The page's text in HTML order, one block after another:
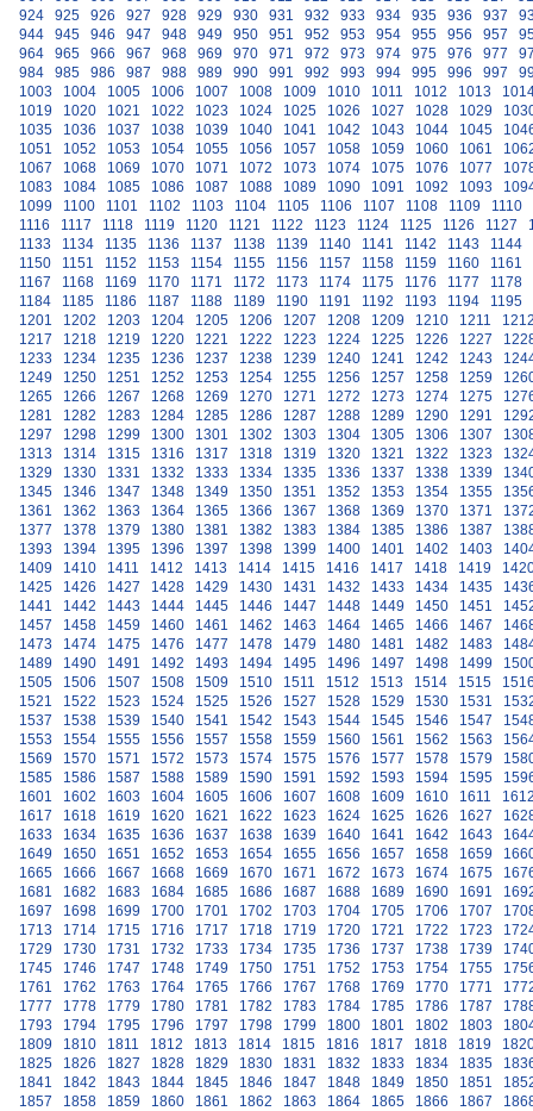
924
925 926 927 928 929 930 931 932 933 934 935 936 937
944
945 946 947 948 949 950 951 952 953 954 955 956 957
964
965 966 967 968 969 970 971 972 973 974 975 976 977
984
985 986 987 988 989 990 991 992 993 994 995 996 997
1003
1004 1005 1006 1007 1008 1009 1010 1011 1012 1013
1019
1020 1021 1022 1023 1024 1025 1026 1027 1028 1029
1035
1036 1037 1038 1039 1040 1041 1042 1043 1044 1045
1051
1052 1053 1054 1055 1056 1057 1058 1059 1060 1061
1067
1068 1069 1070 1071 1072 1073 1074 1075 1076 1077
1083
1084 1085 1086 1087 1088 1089 1090 1091 1092 1093
1099
1100 1101 1102 1103 1104 1105 1106 1107 1108 1109
1110
1116
1117 1118 1119 1120 1121 1122 1123 1124 1125 1126 1127
1133
1134 1135 1136 1137 1138 1139 1140 1141 1142 1143
1144
1150
1151 1152 1153 1154 1155 1156 1157 1158 1159 1160
1161
1167
1168 1169 1170 1171 1172 1173 1174 1175 1176 1177
1178
1184
1185 1186 1187 1188 1189 1190 1191 1192 1193 1194
1195
1201
1202 1203 1204 1205 1206 1207 1208 1209 1210 1211
1217
1218 1219 1220 1221 1222 1223 1224 1225 1226 1227
1233
1234 1235 1236 1237 1238 1239 1240 1241 1242 1243
1249
1250 1251 1252 1253 1254 1255 1256 1257 1258 1259
1265
1266 1267 1268 1269 1270 1271 1272 1273 1274 1275
1281
1282 1283 1284 1285 1286 1287 1288 1289 1290 1291
1297
1298 1299 1300 1301 1302 1303 1304 1305 1306 1307
1313
1314 1315 1316 1317 1318 1319 1320 1321 1322 1323
1329
1330 1331 1332 1333 1334 1335 1336 1337 1338 1339
1345
1346 1347 1348 1349 1350 1351 1352 1353 1354 1355
1361
1362 1363 1364 1365 1366 1367 1368 1369 1370 1371
1377
1378 1379 1380 1381 1382 1383 1384 1385 1386 1387
1393
1394 1395 1396 1397 1398 1399 1400 1401 1402 1403
1409
1410 1411 1412 1413 1414 1415 1416 1417 1418 1419
1425
1426 1427 1428 1429 1430 1431 1432 1433 1434 1435
1441
1442 1443 1444 1445 1446 1447 1448 1449 1450 1451
1457
1458 1459 1460 1461 1462 1463 1464 1465 1466 1467
1473
1474 1475 1476 1477 1478 1479 1480 1481 1482 1483
1489
1490 1491 1492 1493 1494 1495 1496 1497 1498 1499
1505
1506 1507 1508 1509 1510 1511 1512 1513 1514 1515
1521
1522 1523 1524 1525 1526 1527 1528 1529 1530 1531
1537
1538 1539 1540 1541 1542 1543 1544 1545 1546 1547
1553
1554 1555 1556 1557 1558 1559 1560 1561 1562 1563
1569
1570 1571 1572 1573 1574 1575 1576 1577 1578 1579
1585
1586 1587 1588 1589 1590 1591 1592 1593 1594 1595
1601
1602 1603 1604 1605 1606 1607 1608 1609 1610 1611
1617
1618 1619 1620 1621 1622 1623 1624 1625 1626 1627
1633
1634 1635 1636 1637 1638 1639 1640 1641 1642 1643
1649
1650 1651 1652 1653 1654 1655 1656 1657 1658 1659
1665
1666 1667 1668 1669 1670 1671 1672 1673 1674 1675
1681
1682 1683 1684 1685 1686 1687 1688 1689 1690 1691
1697
1698 1699 1700 1701 1702 1703 1704 1705 1706 1707
1713
1714 1715 1716 1717 1718 1719 1720 1721 1722 1723
1729
1730 1731 1732 1733 1734 1735 1736 1737 1738 1739
1745
1746 1747 1748 1749 1750 1751 1752 1753 1754 1755
1761
1762 1763 1764 1765 1766 1767 1768 1769 1770 1771
1777
1778 1779 1780 1781 1782 1783 1784 1785 1786 1787
1793
1794 1795 1796 1797 1798 1799 1800 1801 1802 1803
1809
1810 1811 1812 1813 1814 1815 1816 1817 1818 1819
1825
1826 1827 1828 1829 1830 1831 1832 1833 1834 1835
1841
1842 1843 1844 1845 1846 1847 1848 1849 1850 1851
1857
1858 1859 1860 1861 1862 1863 1864 1865 1866 1867